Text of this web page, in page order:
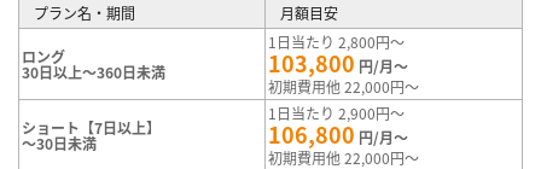
プラン名・期間 月額目安
ロング
30日以上～360日未満
1日当たり 2,800円～
103,800 円/月～
初期費用他 22,000円～
ショート【7日以上】
～30日未満
1日当たり 2,900円～
106,800 円/月～
初期費用他 22,000円～